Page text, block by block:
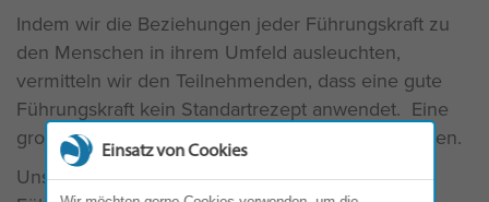
Indem wir die Beziehungen jeder Führungskraft zu
den Menschen in ihrem Umfeld ausleuchten,
vermitteln wir den Teilnehmenden, dass eine gute
Führungskraft kein Standartrezept anwendet. Eine
großartige Führungskraft muss „nach Maß“ arbeiten.
Unser Entwicklungsprogramm „Effektivität im
Einsatz von Cookies